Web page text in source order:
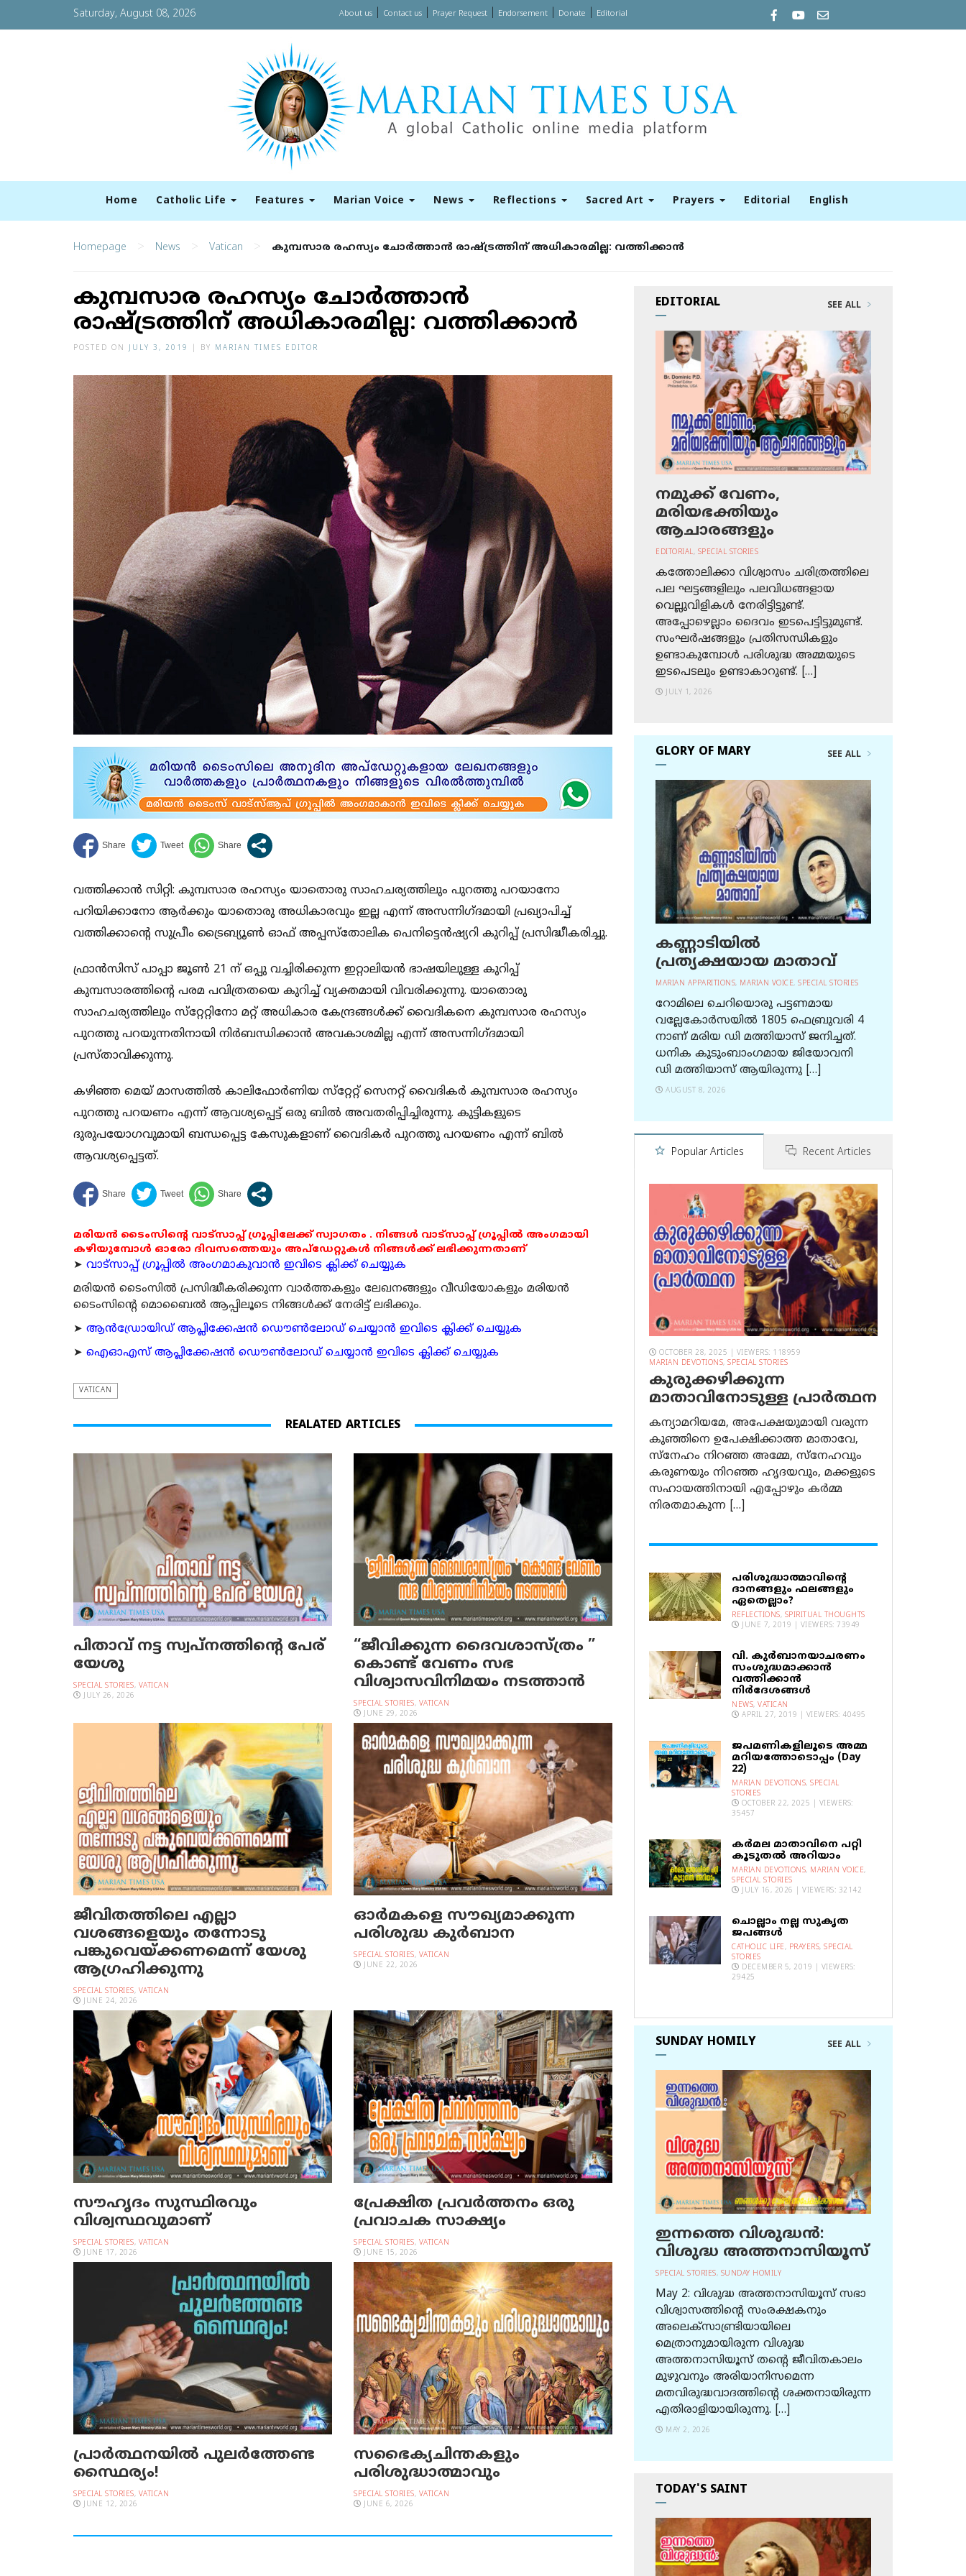
Saturday, August 08, 2026 About us| Contact us| Prayer Request| Endorsement| Donate Editorial
Home Catholic Life Features Marian Voice News Reflections Sacred Art Prayers Editorial English
Homepage > News > Vatican > കുമ്പസാര രഹസ്യം ചോര്‍ത്താന്‍ രാഷ്ട്രത്തിന് അധികാരമില്ല: വത്തിക്കാന്‍
കുമ്പസാര രഹസ്യം ചോര്‍ത്താന്‍
രാഷ്ട്രത്തിന് അധികാരമില്ല: വത്തിക്കാന്‍
POSTED ON JULY 3, 2019 BY MARIAN TIMES EDITOR
വത്തിക്കാന്‍ സിറ്റി: കുമ്പസാര രഹസ്യം യാതൊരു സാഹചര്യത്തിലും പുറത്തു പറയാനോ
പറിയിക്കാനോ ആര്‍ക്കും യാതൊരു അധികാരവും ഇല്ല എന്ന് അസന്നിഗ്ദമായി പ്രഖ്യാപിച്ച്
വത്തിക്കാന്റെ സുപ്രീം ട്രൈബ്യൂണ്‍ ഓഫ് അപ്പസ്‌തോലിക പെനിട്ടെന്‍ഷ്യറി കുറിപ്പ് പ്രസിദ്ധീകരിച്ചു.
ഫ്രാന്‍സിസ് പാപ്പാ ജൂണ്‍ 21 ന് ഒപ്പു വച്ചിരിക്കുന്ന ഇറ്റാലിയന്‍ ഭാഷയിലുള്ള കുറിപ്പ്
കുമ്പസാരത്തിന്റെ പരമ പവിത്രതയെ കുറിച്ച് വ്യക്തമായി വിവരിക്കുന്നു. യാതൊരു
സാഹചര്യത്തിലും സ്‌റ്റേറ്റിനോ മറ്റ് അധികാര കേന്ദ്രങ്ങള്‍ക്ക് വൈദികനെ കുമ്പസാര രഹസ്യം
പുറത്തു പറയുന്നതിനായി നിര്‍ബന്ധിക്കാന്‍ അവകാശമില്ല എന്ന് അസന്നിഗ്ദമായി
പ്രസ്താവിക്കുന്നു.
കഴിഞ്ഞ മെയ് മാസത്തില്‍ കാലിഫോര്‍ണിയ സ്‌റ്റേറ്റ് സെനറ്റ് വൈദികര്‍ കുമ്പസാര രഹസ്യം
പുറത്തു പറയണം എന്ന് ആവശ്യപ്പെട്ട് ഒരു ബില്‍ അവതരിപ്പിച്ചിരുന്നു. കുട്ടികളുടെ
ദുരുപയോഗവുമായി ബന്ധപ്പെട്ട കേസുകളാണ് വൈദികര്‍ പുറത്തു പറയണം എന്ന് ബില്‍
ആവശ്യപ്പെട്ടത്.
മരിയൻ ടൈംസിന്റെ വാട്സാപ്പ് ഗ്രൂപ്പിലേക്ക് സ്വാഗതം . നിങ്ങൾ വാട്സാപ്പ് ഗ്രൂപ്പിൽ അംഗമായി
കഴിയുമ്പോൾ ഓരോ ദിവസത്തെയും അപ്ഡേറ്റുകൾ നിങ്ങൾക്ക് ലഭിക്കുന്നതാണ്
➤ വാട്സാപ്പ് ഗ്രൂപ്പിൽ അംഗമാകുവാൻ ഇവിടെ ക്ലിക്ക് ചെയ്യുക
മരിയന്‍ ടൈംസില്‍ പ്രസിദ്ധീകരിക്കുന്ന വാര്‍ത്തകളും ലേഖനങ്ങളും വീഡിയോകളും മരിയന്‍
ടൈംസിന്റെ മൊബൈല്‍ ആപ്പിലൂടെ നിങ്ങള്‍ക്ക് നേരിട്ട് ലഭിക്കും.
➤ ആന്‍ഡ്രോയിഡ് ആപ്ലിക്കേഷന്‍ ഡൌണ്‍ലോഡ് ചെയ്യാന്‍ ഇവിടെ ക്ലിക്ക് ചെയ്യുക
➤ ഐഓഎസ് ആപ്ലിക്കേഷന്‍ ഡൌണ്‍ലോഡ് ചെയ്യാന്‍ ഇവിടെ ക്ലിക്ക് ചെയ്യുക
VATICAN
REALATED ARTICLES
പിതാവ് നട്ട സ്വപ്നത്തിന്റെ പേര്
യേശു
SPECIAL STORIES, VATICAN
JULY 26, 2026
“ജീവിക്കുന്ന ദൈവശാസ്ത്രം ”
കൊണ്ട് വേണം സഭ
വിശ്വാസവിനിമയം നടത്താൻ
SPECIAL STORIES, VATICAN
JUNE 29, 2026
ജീവിതത്തിലെ എല്ലാ
വശങ്ങളെയും തന്നോടു
പങ്കുവെയ്ക്കണമെന്ന് യേശു
ആഗ്രഹിക്കുന്നു
SPECIAL STORIES, VATICAN
JUNE 24, 2026
ഓര്‍മകളെ സൗഖ്യമാക്കുന്ന
പരിശുദ്ധ കുര്‍ബാന
SPECIAL STORIES, VATICAN
JUNE 22, 2026
സൗഹൃദം സുസ്ഥിരവും
വിശ്വസ്ഥവുമാണ്
SPECIAL STORIES, VATICAN
JUNE 17, 2026
പ്രേക്ഷിത പ്രവര്‍ത്തനം ഒരു
പ്രവാചക സാക്ഷ്യം
SPECIAL STORIES, VATICAN
JUNE 15, 2026
പ്രാര്‍ത്ഥനയില്‍ പുലര്‍ത്തേണ്ട
സ്ഥൈര്യം!
SPECIAL STORIES, VATICAN
JUNE 12, 2026
സഭൈക്യചിന്തകളും
പരിശുദ്ധാത്മാവും
SPECIAL STORIES, VATICAN
JUNE 6, 2026
EDITORIAL SEE ALL
നമുക്ക് വേണം,
മരിയഭക്തിയും
ആചാരങ്ങളും
EDITORIAL, SPECIAL STORIES
കത്തോലിക്കാ വിശ്വാസം ചരിത്രത്തിലെ
പല ഘട്ടങ്ങളിലും പലവിധങ്ങളായ
വെല്ലുവിളികള്‍ നേരിട്ടിട്ടുണ്ട്.
അപ്പോഴെല്ലാം ദൈവം ഇടപെട്ടിട്ടുമുണ്ട്.
സംഘര്‍ഷങ്ങളും പ്രതിസന്ധികളും
ഉണ്ടാകുമ്പോള്‍ പരിശുദ്ധ അമ്മയുടെ
ഇടപെടലും ഉണ്ടാകാറുണ്ട്. […]
JULY 1, 2026
GLORY OF MARY SEE ALL
കണ്ണാടിയില്‍
പ്രത്യക്ഷയായ മാതാവ്
MARIAN APPARITIONS, MARIAN VOICE, SPECIAL STORIES
റോമിലെ ചെറിയൊരു പട്ടണമായ
വല്ലേകോര്‍സയില്‍ 1805 ഫെബ്രുവരി 4
നാണ് മരിയ ഡി മത്തിയാസ് ജനിച്ചത്.
ധനിക കുടുംബാംഗമായ ജിയോവനി
ഡി മത്തിയാസ് ആയിരുന്നു […]
AUGUST 8, 2026
Popular Articles Recent Articles
OCTOBER 28, 2025 | VIEWERS: 118959
MARIAN DEVOTIONS, SPECIAL STORIES
കുരുക്കഴിക്കുന്ന
മാതാവിനോടുള്ള പ്രാര്‍ത്ഥന
കന്യാമറിയമേ, അപേക്ഷയുമായി വരുന്ന
കുഞ്ഞിനെ ഉപേക്ഷിക്കാത്ത മാതാവേ,
സ്നേഹം നിറഞ്ഞ അമ്മേ, സ്നേഹവും
കരുണയും നിറഞ്ഞ ഹൃദയവും, മക്കളുടെ
സഹായത്തിനായി എപ്പോഴും കർമ്മ
നിരതമാകുന്ന […]
പരിശുദ്ധാത്മാവിന്റെ
ദാനങ്ങളും ഫലങ്ങളും
ഏതെല്ലാം?
REFLECTIONS, SPIRITUAL THOUGHTS
JUNE 7, 2019 | VIEWERS: 73949
വി. കുര്‍ബാനയാചരണം
സംശുദ്ധമാക്കാന്‍
വത്തിക്കാന്‍
നിര്‍ദേശങ്ങള്‍
NEWS, VATICAN
APRIL 27, 2019 | VIEWERS: 40495
ജപമണികളിലൂടെ അമ്മ
മറിയത്തോടൊപ്പം (Day
22)
MARIAN DEVOTIONS, SPECIAL
STORIES
OCTOBER 22, 2025 | VIEWERS:
35457
കര്‍മല മാതാവിനെ പറ്റി
കൂടുതല്‍ അറിയാം
MARIAN DEVOTIONS, MARIAN VOICE,
SPECIAL STORIES
JULY 16, 2026 | VIEWERS: 32142
ചൊല്ലാം നല്ല സുകൃത
ജപങ്ങൾ
CATHOLIC LIFE, PRAYERS, SPECIAL
STORIES
DECEMBER 5, 2019 | VIEWERS:
29425
SUNDAY HOMILY SEE ALL
ഇന്നത്തെ വിശുദ്ധന്‍:
വിശുദ്ധ അത്തനാസിയൂസ്
SPECIAL STORIES, SUNDAY HOMILY
May 2: വിശുദ്ധ അത്തനാസിയൂസ് സഭാ
വിശ്വാസത്തിന്റെ സംരക്ഷകനും
അലെക്സാണ്ട്രിയായിലെ
മെത്രാനുമായിരുന്ന വിശുദ്ധ
അത്തനാസിയൂസ് തന്റെ ജീവിതകാലം
മുഴുവനും അരിയാനിസമെന്ന
മതവിരുദ്ധവാദത്തിന്റെ ശക്തനായിരുന്ന
എതിരാളിയായിരുന്നു. […]
MAY 2, 2026
TODAY'S SAINT